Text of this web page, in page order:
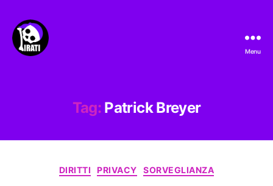
Menu
Tag: Patrick Breyer
Categorie
DIRITTI PRIVACY SORVEGLIANZA